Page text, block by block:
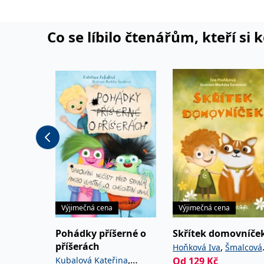
Co se líbilo čtenářům, kteří si
Výjimečná cena
Pohádky příšerné o
příšerách
Kubalová Kateřina,
Výjimečná cena
Skřítek
Hoňková Iva, Šmalcová
Markéta
Od 129 Kč